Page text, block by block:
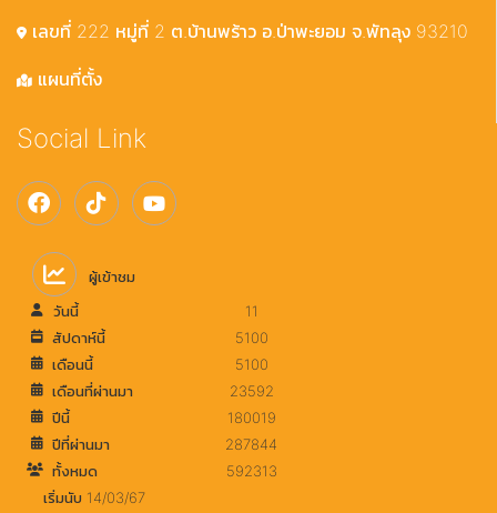
เลขที่ 222 หมู่ที่ 2 ต.บ้านพร้าว อ.ป่าพะยอม จ.พัทลุง 93210
แผนที่ตั้ง
Social Link
ผู้เข้าชม
วันนี้
11
สัปดาห์นี้
5100
เดือนนี้
5100
เดือนที่ผ่านมา
23592
ปีนี้
180019
ปีที่ผ่านมา
287844
ทั้งหมด
592313
เริ่มนับ 14/03/67